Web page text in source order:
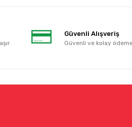
Güvenli Alışveriş
Güvenli ve kolay